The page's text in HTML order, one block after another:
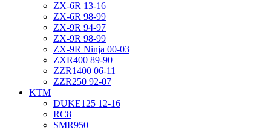
ZX-6R 13-16
ZX-6R 98-99
ZX-9R 94-97
ZX-9R 98-99
ZX-9R Ninja 00-03
ZXR400 89-90
ZZR1400 06-11
ZZR250 92-07
KTM
DUKE125 12-16
RC8
SMR950